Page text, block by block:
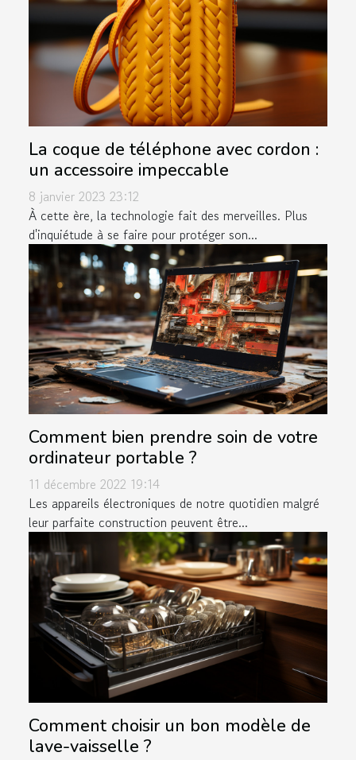
La coque de téléphone avec cordon :
un accessoire impeccable
8 janvier 2023 23:12
À cette ère, la technologie fait des merveilles. Plus
d'inquiétude à se faire pour protéger son...
Comment bien prendre soin de votre
ordinateur portable ?
11 décembre 2022 19:14
Les appareils électroniques de notre quotidien malgré
leur parfaite construction peuvent être...
Comment choisir un bon modèle de
lave-vaisselle ?